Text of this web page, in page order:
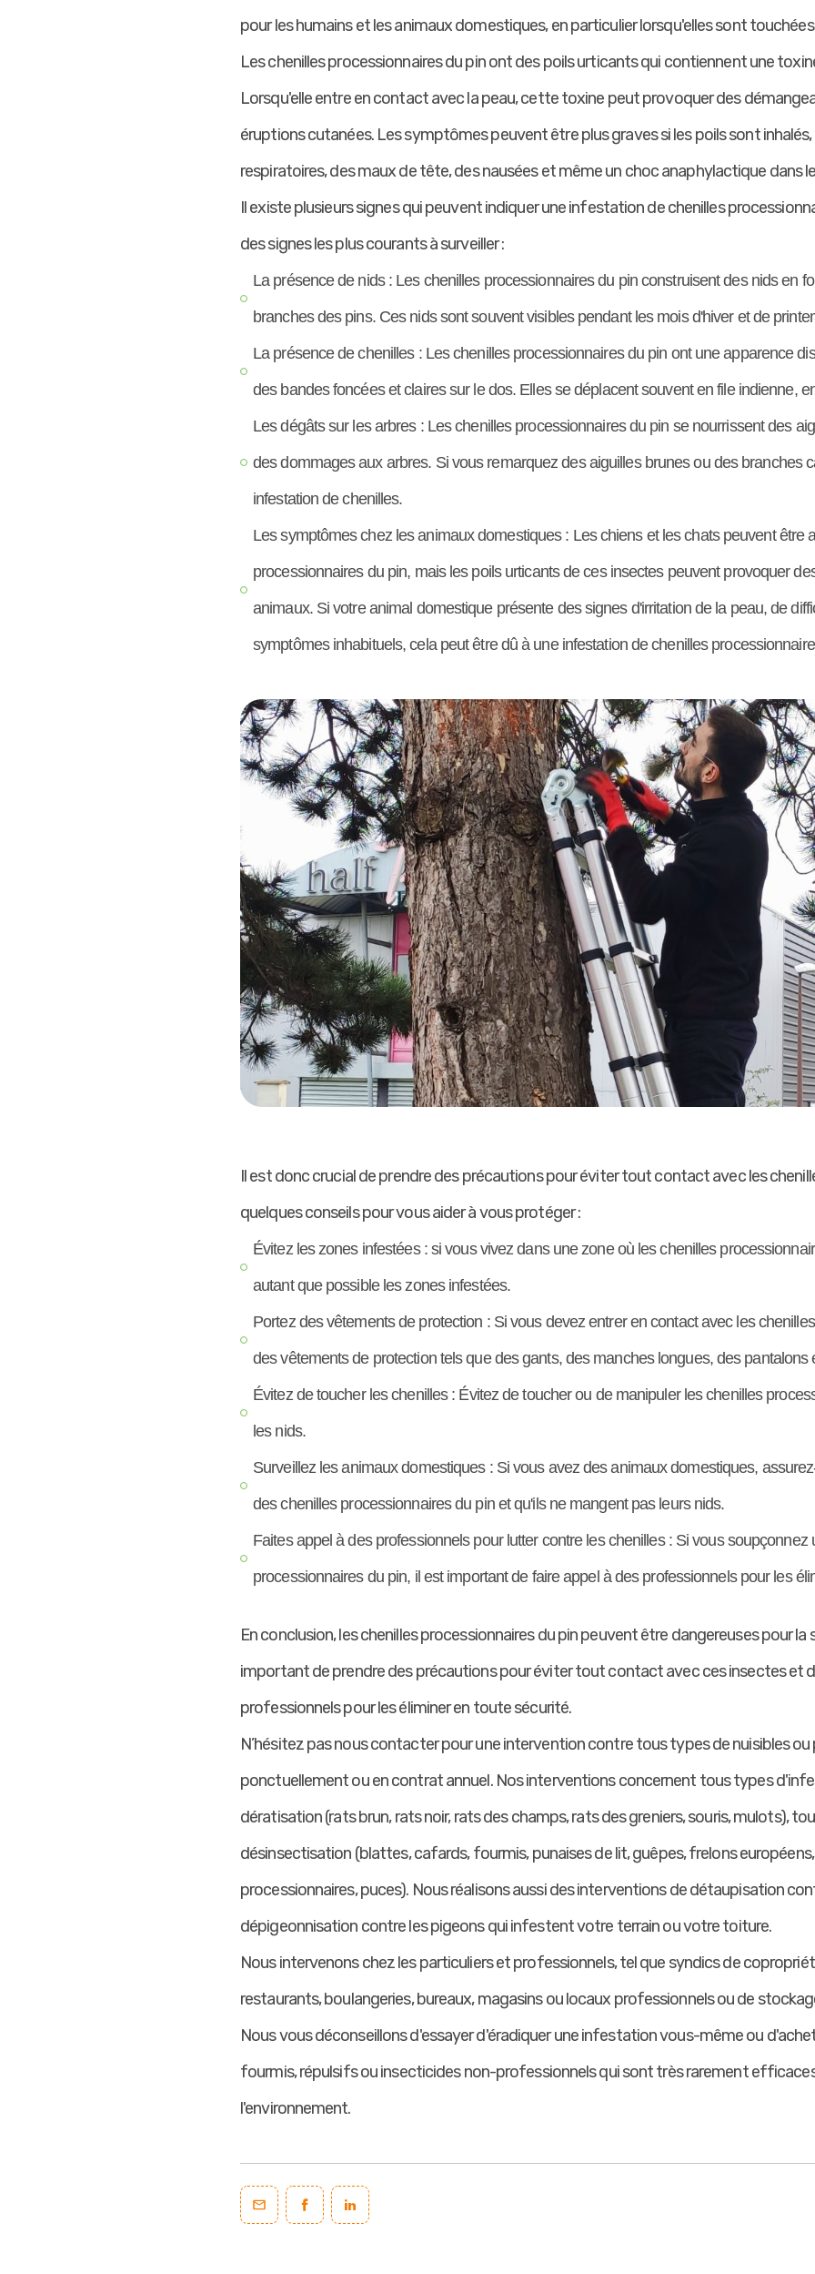
pour les humains et les animaux domestiques, en particulier lorsqu'elles sont
Les chenilles processionnaires du pin ont des poils urticants qui contiennent une
Lorsqu'elle entre en contact avec la peau, cette toxine peut provoquer des
éruptions cutanées. Les symptômes peuvent être plus graves si les poils sont
respiratoires, des maux de tête, des nausées et même un choc anaphylactique dans
Il existe plusieurs signes qui peuvent indiquer une infestation de chenilles
des signes les plus courants à surveiller :
La présence de nids : Les chenilles processionnaires du pin construisent des nids en
branches des pins. Ces nids sont souvent visibles pendant les mois d'hiver et de
La présence de chenilles : Les chenilles processionnaires du pin ont une apparence
des bandes foncées et claires sur le dos. Elles se déplacent souvent en file indienne,
Les dégâts sur les arbres : Les chenilles processionnaires du pin se nourrissent des
des dommages aux arbres. Si vous remarquez des aiguilles brunes ou des branches
infestation de chenilles.
Les symptômes chez les animaux domestiques : Les chiens et les chats peuvent être
processionnaires du pin, mais les poils urticants de ces insectes peuvent provoquer
animaux. Si votre animal domestique présente des signes d'irritation de la peau, de
symptômes inhabituels, cela peut être dû à une infestation de chenilles
Il est donc crucial de prendre des précautions pour éviter tout contact avec les
quelques conseils pour vous aider à vous protéger :
Évitez les zones infestées : si vous vivez dans une zone où les chenilles
autant que possible les zones infestées.
Portez des vêtements de protection : Si vous devez entrer en contact avec les
des vêtements de protection tels que des gants, des manches longues, des
Évitez de toucher les chenilles : Évitez de toucher ou de manipuler les chenilles
les nids.
Surveillez les animaux domestiques : Si vous avez des animaux domestiques,
des chenilles processionnaires du pin et qu'ils ne mangent pas leurs nids.
Faites appel à des professionnels pour lutter contre les chenilles : Si vous soupçonnez
processionnaires du pin, il est important de faire appel à des professionnels pour les
En conclusion, les chenilles processionnaires du pin peuvent être dangereuses pour la
important de prendre des précautions pour éviter tout contact avec ces insectes et
professionnels pour les éliminer en toute sécurité.
N’hésitez pas nous contacter pour une intervention contre tous types de nuisibles
ponctuellement ou en contrat annuel. Nos interventions concernent tous types
dératisation (rats brun, rats noir, rats des champs, rats des greniers, souris, mulots),
désinsectisation (blattes, cafards, fourmis, punaises de lit, guêpes, frelons
processionnaires, puces). Nous réalisons aussi des interventions de détaupisation
dépigeonnisation contre les pigeons qui infestent votre terrain ou votre toiture.
Nous intervenons chez les particuliers et professionnels, tel que syndics de
restaurants, boulangeries, bureaux, magasins ou locaux professionnels ou de
Nous vous déconseillons d'essayer d'éradiquer une infestation vous-même ou
fourmis, répulsifs ou insecticides non-professionnels qui sont très rarement
l'environnement.